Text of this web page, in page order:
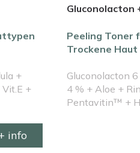
+
+
info
Gluconolacton
Peeling Toner
Trockene Haut
Gluconolacton
4 % + Aloe +
Pentavitin™ +